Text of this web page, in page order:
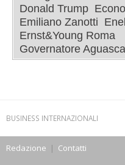
Donald Trump
Emiliano Zanotti
Ernst&Young Roma
Governatore
BUSINESS INTERNAZIONALI
Redazione | Contatti